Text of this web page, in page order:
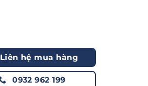
Liên hệ mua hàng
0932 962 199